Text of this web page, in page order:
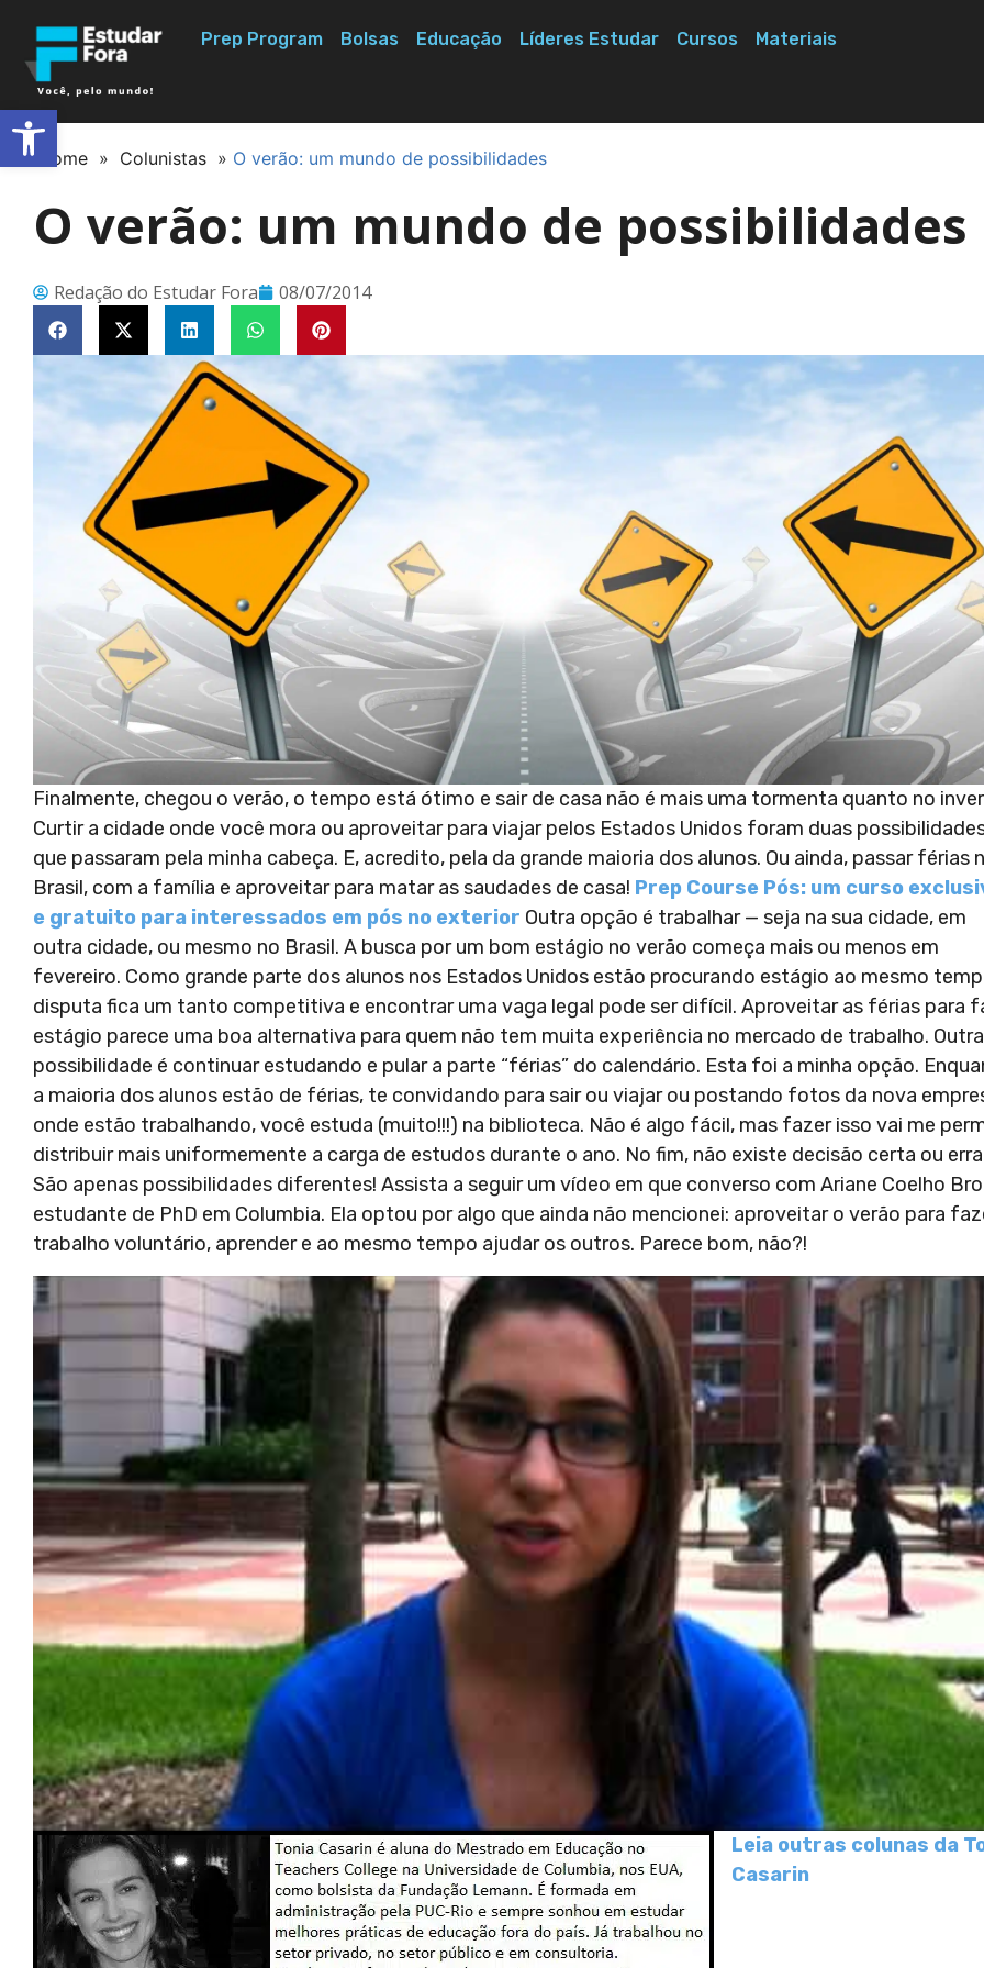
Prep Program Bolsas Educação Líderes Estudar Cursos Materiais
Home » Colunistas » O verão: um mundo de possibilidades
O verão: um mundo de possibilidades
Redação do Estudar Fora 08/07/2014
Finalmente, chegou o verão, o tempo está ótimo e sair de casa não é mais uma tormenta quanto no
Curtir a cidade onde você mora ou aproveitar para viajar pelos Estados Unidos foram duas
que passaram pela minha cabeça. E, acredito, pela da grande maioria dos alunos. Ou ainda, passar férias
Brasil, com a família e aproveitar para matar as saudades de casa! Prep Course Pós: um curso
e gratuito para interessados em pós no exterior Outra opção é trabalhar — seja na sua cidade, em
outra cidade, ou mesmo no Brasil. A busca por um bom estágio no verão começa mais ou menos em
fevereiro. Como grande parte dos alunos nos Estados Unidos estão procurando estágio ao mesmo
disputa fica um tanto competitiva e encontrar uma vaga legal pode ser difícil. Aproveitar as férias para
estágio parece uma boa alternativa para quem não tem muita experiência no mercado de trabalho. Outra
possibilidade é continuar estudando e pular a parte “férias” do calendário. Esta foi a minha opção.
a maioria dos alunos estão de férias, te convidando para sair ou viajar ou postando fotos da nova
onde estão trabalhando, você estuda (muito!!!) na biblioteca. Não é algo fácil, mas fazer isso vai me
distribuir mais uniformemente a carga de estudos durante o ano. No fim, não existe decisão certa ou
São apenas possibilidades diferentes! Assista a seguir um vídeo em que converso com Ariane Coelho
estudante de PhD em Columbia. Ela optou por algo que ainda não mencionei: aproveitar o verão para
trabalho voluntário, aprender e ao mesmo tempo ajudar os outros. Parece bom, não?!
Leia outras colunas da
Casarin
Abrir a barra de ferramentas